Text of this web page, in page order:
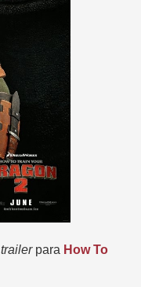
trailer para How To